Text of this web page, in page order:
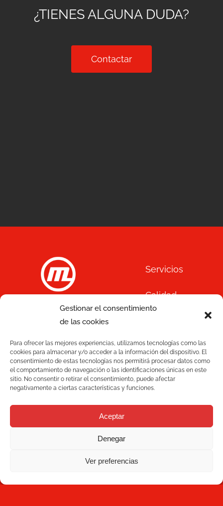
Gestionar el consentimiento
de las cookies
Para ofrecer las mejores experiencias, utilizamos tecnologías como las
cookies para almacenar y/o acceder a la información del dispositivo. El
consentimiento de estas tecnologías nos permitirá procesar datos como
el comportamiento de navegación o las identificaciones únicas en este
sitio. No consentir o retirar el consentimiento, puede afectar
negativamente a ciertas características y funciones.
Aceptar
Denegar
Ver preferencias
¿TIENES ALGUNA DUDA?
Contactar
C/ Joan Monpeó, 31 -37
08223 Terrassa
+34 93 736 35 00
mecesa@mecesa.com
Servicios
Calidad
Blog
Mecesa
NEWSLETTER